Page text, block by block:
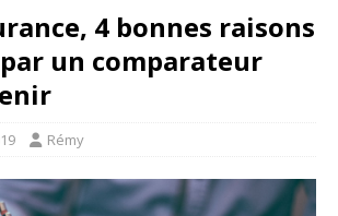
4 bonnes raisons
un comparateur
Rémy